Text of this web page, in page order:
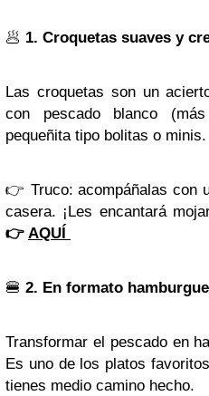
🥟 1. Croquetas suaves y
Las croquetas son un
con pescado blanco
pequeñita tipo bolitas o minis.
👉 Truco: acompáñalas con
casera. ¡Les encantará
👉 AQUÍ
🍔 2. En formato
Transformar el pescado en
Es uno de los platos
tienes medio camino hecho.